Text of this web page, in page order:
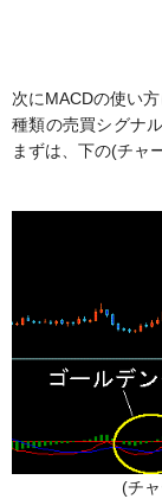
次にMACDの使い
種類の売買シグナ
まずは、下の(チャ
(チ